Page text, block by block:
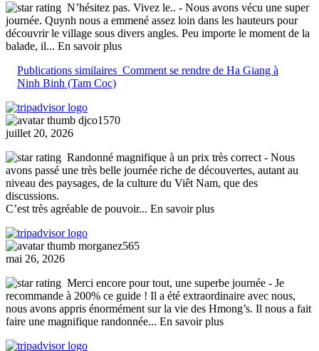
N’hésitez pas. Vivez le.. - Nous avons vécu une super
journée. Quynh nous a emmené assez loin dans les hauteurs pour
découvrir le village sous divers angles. Peu importe le moment de la
balade, il... En savoir plus
Publications similaires Comment se rendre de Ha Giang à
Ninh Binh (Tam Coc)
djco1570
juillet 20, 2026
Randonné magnifique à un prix très correct - Nous
avons passé une très belle journée riche de découvertes, autant au
niveau des paysages, de la culture du Viêt Nam, que des
discussions.
C’est très agréable de pouvoir... En savoir plus
morganez565
mai 26, 2026
Merci encore pour tout, une superbe journée - Je
recommande à 200% ce guide ! Il a été extraordinaire avec nous,
nous avons appris énormément sur la vie des Hmong’s. Il nous a fait
faire une magnifique randonnée... En savoir plus